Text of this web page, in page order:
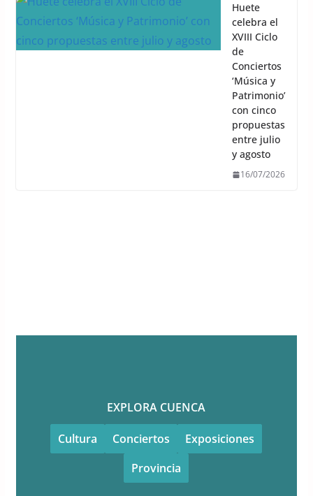
Huete
celebra el
XVIII Ciclo
de
Conciertos
‘Música y
Patrimonio’
con cinco
propuestas
entre julio
y agosto
16/07/2026
EXPLORA CUENCA
Cultura Conciertos
Exposiciones
Provincia